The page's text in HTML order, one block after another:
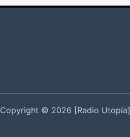
Copyright © 2026 [Radio Utopía]